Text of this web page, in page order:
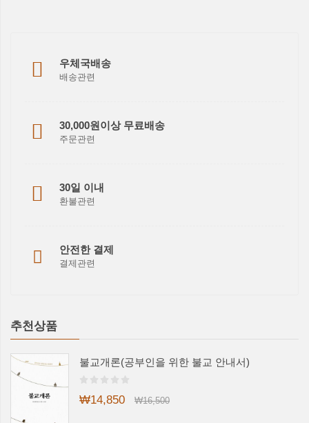
우체국배송
배송관련
30,000원이상 무료배송
주문관련
30일 이내
환불관련
안전한 결제
결제관련
추천상품
불교개론(공부인을 위한 불교 안내서)
₩14,850 ₩16,500